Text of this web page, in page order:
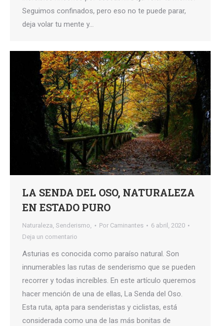
Seguimos confinados, pero eso no te puede parar,
deja volar tu mente y…
LA SENDA DEL OSO, NATURALEZA
EN ESTADO PURO
Naturaleza, Senderismo, Por Caminantes
6 abril, 2020
Deja un comentario
Asturias es conocida como paraíso natural. Son
innumerables las rutas de senderismo que se pueden
recorrer y todas increíbles. En este artículo queremos
hacer mención de una de ellas, La Senda del Oso.
Esta ruta, apta para senderistas y ciclistas, está
considerada como una de las más bonitas de